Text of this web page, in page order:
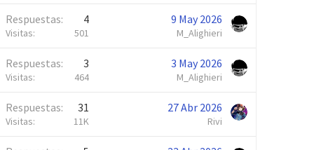
Respuestas 4
Visitas 501
9 May 2026
M_Alighieri
Respuestas 3
Visitas 464
3 May 2026
M_Alighieri
Respuestas 31
Visitas 11K
27 Abr 2026
Rivi